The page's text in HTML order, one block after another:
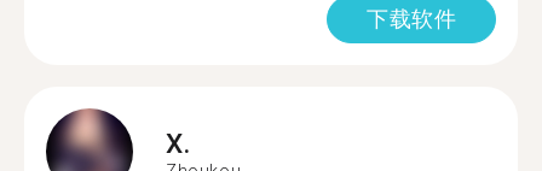
下载软件
X.